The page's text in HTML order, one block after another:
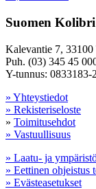
Suomen
Kalevantie 7,
Puh. (03) 345 45
Y-tunnus: 0833183-2
» Yhteystiedot
» Rekisteriseloste
» Toimitusehdot
» Vastuullisuus
» Laatu- ja
» Eettinen ohjeistus
» Evästeasetukset